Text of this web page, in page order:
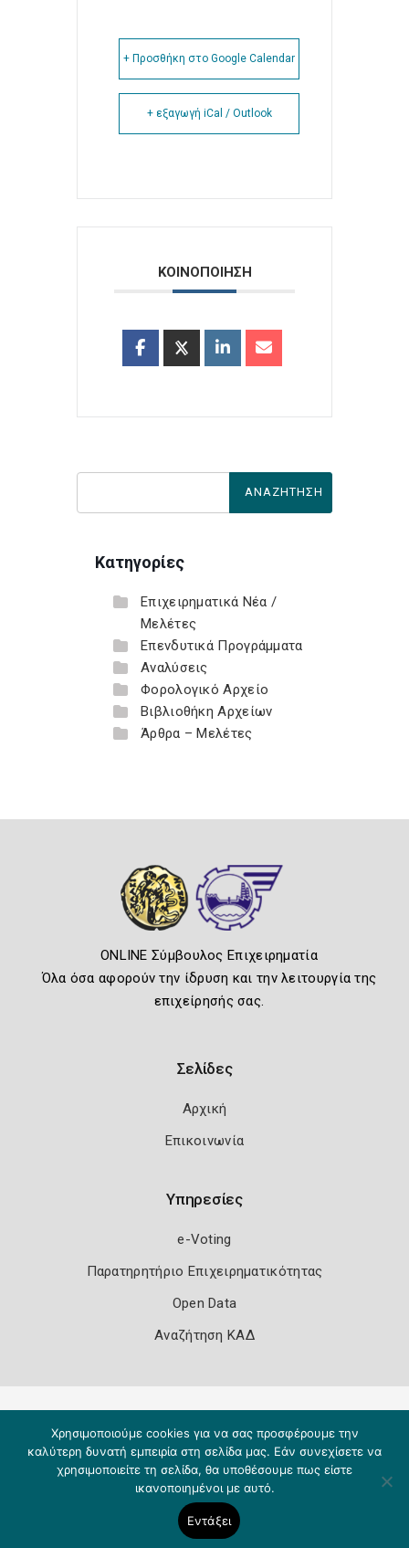
+ Προσθήκη στο Google Calendar
+ εξαγωγή iCal / Outlook
ΚΟΙΝΟΠΟΙΗΣΗ
Κατηγορίες
Επιχειρηματικά Νέα /
Μελέτες
Επενδυτικά Προγράμματα
Αναλύσεις
Φορολογικό Αρχείο
Βιβλιοθήκη Αρχείων
Άρθρα – Μελέτες
ONLINE Σύμβουλος Επιχειρηματία
Όλα όσα αφορούν την ίδρυση και την λειτουργία της
επιχείρησής σας.
Σελίδες
Αρχική
Επικοινωνία
Υπηρεσίες
e-Voting
Παρατηρητήριο Επιχειρηματικότητας
Open Data
Αναζήτηση ΚΑΔ
Χρησιμοποιούμε cookies για να σας προσφέρουμε την
καλύτερη δυνατή εμπειρία στη σελίδα μας. Εάν συνεχίσετε να
χρησιμοποιείτε τη σελίδα, θα υποθέσουμε πως είστε
ικανοποιημένοι με αυτό.
Εντάξει
Copyright 2026 Knowledge A.E.